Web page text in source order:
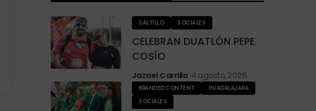
SALTILLO SOCIALES
CELEBRAN DUATLÓN PEPE
COSÍO
Jazael Carrillo 4 agosto, 2026
BRANDED CONTENT
GUADALAJARA
SOCIALES